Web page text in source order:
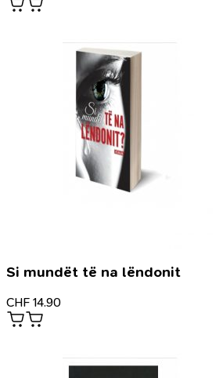
Si mundët të na lëndonit
CHF 14.90